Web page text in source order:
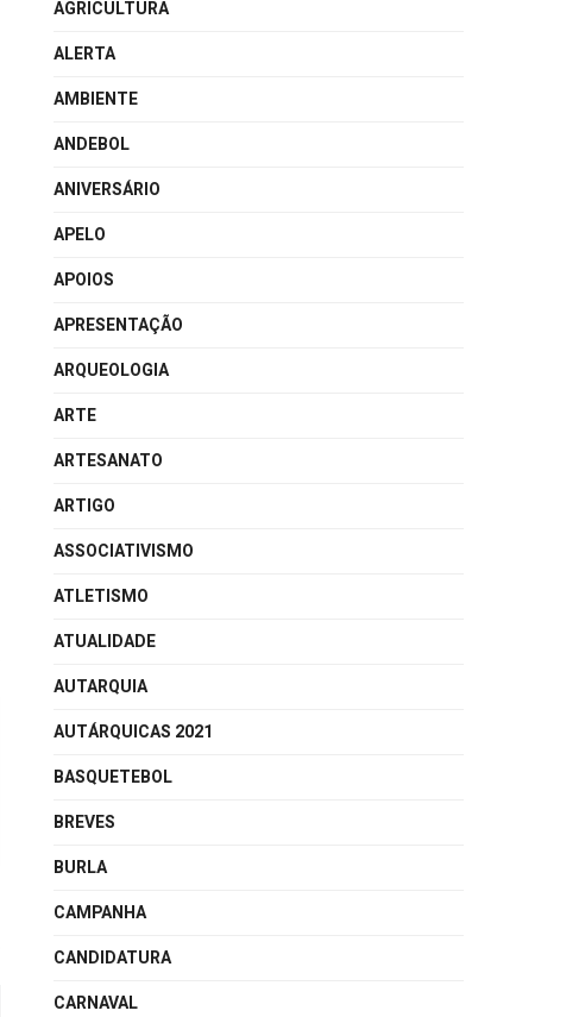
AGRICULTURA
ALERTA
AMBIENTE
ANDEBOL
ANIVERSÁRIO
APELO
APOIOS
APRESENTAÇÃO
ARQUEOLOGIA
ARTE
ARTESANATO
ARTIGO
ASSOCIATIVISMO
ATLETISMO
ATUALIDADE
AUTARQUIA
AUTÁRQUICAS 2021
BASQUETEBOL
BREVES
BURLA
CAMPANHA
CANDIDATURA
CARNAVAL